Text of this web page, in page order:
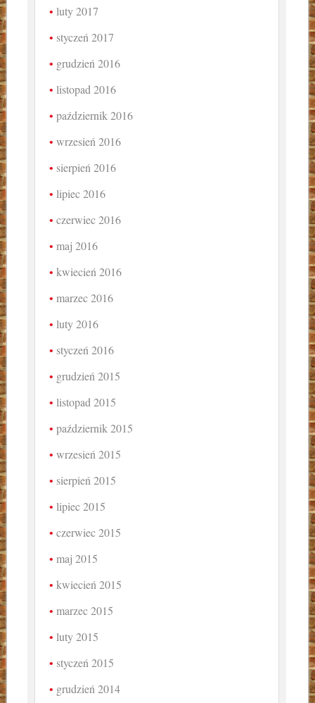
luty 2017
styczeń 2017
grudzień 2016
listopad 2016
październik 2016
wrzesień 2016
sierpień 2016
lipiec 2016
czerwiec 2016
maj 2016
kwiecień 2016
marzec 2016
luty 2016
styczeń 2016
grudzień 2015
listopad 2015
październik 2015
wrzesień 2015
sierpień 2015
lipiec 2015
czerwiec 2015
maj 2015
kwiecień 2015
marzec 2015
luty 2015
styczeń 2015
grudzień 2014